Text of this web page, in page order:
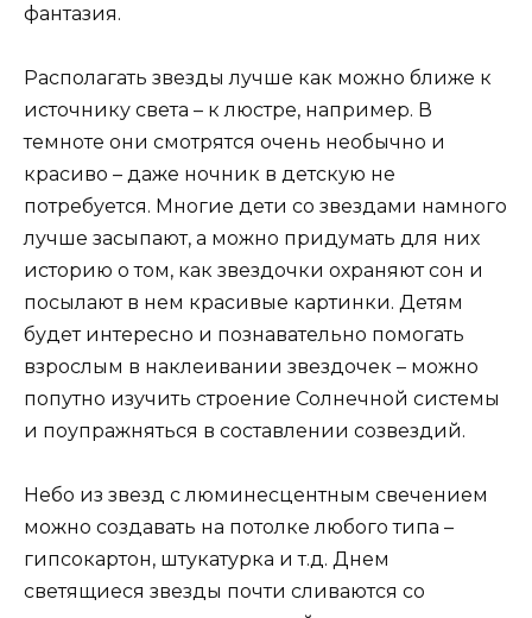
фантазия.
Располагать звезды лучше как можно ближе к
источнику света – к люстре, например. В
темноте они смотрятся очень необычно и
красиво – даже ночник в детскую не
потребуется. Многие дети со звездами намного
лучше засыпают, а можно придумать для них
историю о том, как звездочки охраняют сон и
посылают в нем красивые картинки. Детям
будет интересно и познавательно помогать
взрослым в наклеивании звездочек – можно
попутно изучить строение Солнечной системы
и поупражняться в составлении созвездий.
Небо из звезд с люминесцентным свечением
можно создавать на потолке любого типа –
гипсокартон, штукатурка и т.д. Днем
светящиеся звезды почти сливаются со